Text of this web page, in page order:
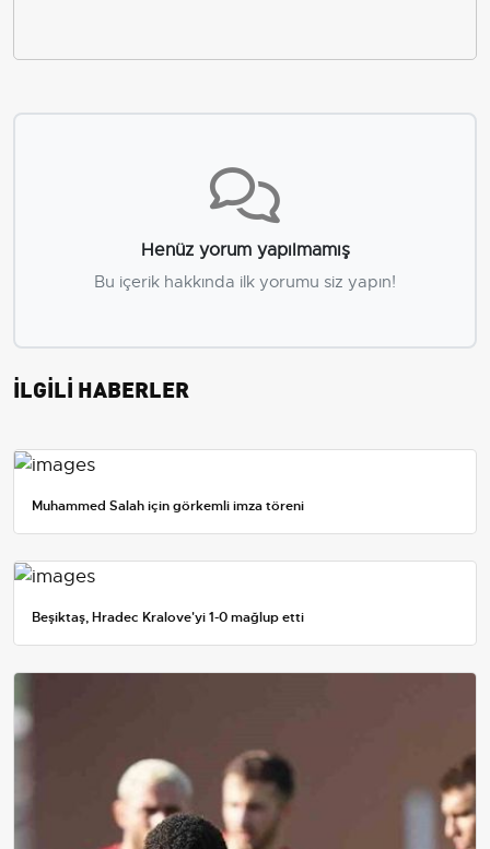
Henüz yorum yapılmamış
Bu içerik hakkında ilk yorumu siz yapın!
İLGİLİ HABERLER
Muhammed Salah için görkemli imza töreni
Beşiktaş, Hradec Kralove'yi 1-0 mağlup etti